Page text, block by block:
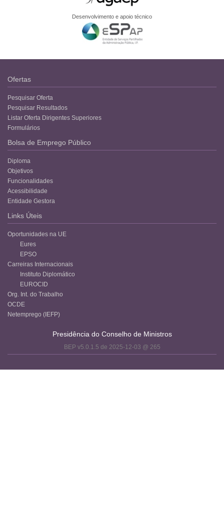
Desenvolvimento e apoio técnico
Ofertas
Pesquisar Oferta
Pesquisar Resultados
Listar Oferta Dirigentes Superiores
Formulários
Bolsa de Emprego Público
Diploma
Objetivos
Funcionalidades
Acessibilidade
Entidade Gestora
Links Úteis
Oportunidades na UE
Eures
EPSO
Carreiras Internacionais
Instituto Diplomático
EUROCID
Org. Int. do Trabalho
OCDE
Netemprego (IEFP)
Presidência do Conselho de Ministros
BEP v5.0.1.5 de 2025-12-03 @ 265